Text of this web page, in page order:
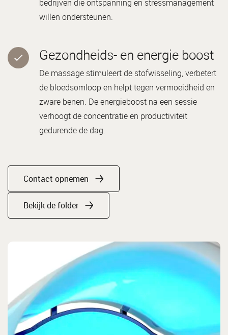
bedrijven die ontspanning en stressmanagement
willen ondersteunen.
Gezondheids- en energie boost
De massage stimuleert de stofwisseling, verbetert
de bloedsomloop en helpt tegen vermoeidheid en
zware benen. De energieboost na een sessie
verhoogt de concentratie en productiviteit
gedurende de dag.
Contact opnemen
Bekijk de folder